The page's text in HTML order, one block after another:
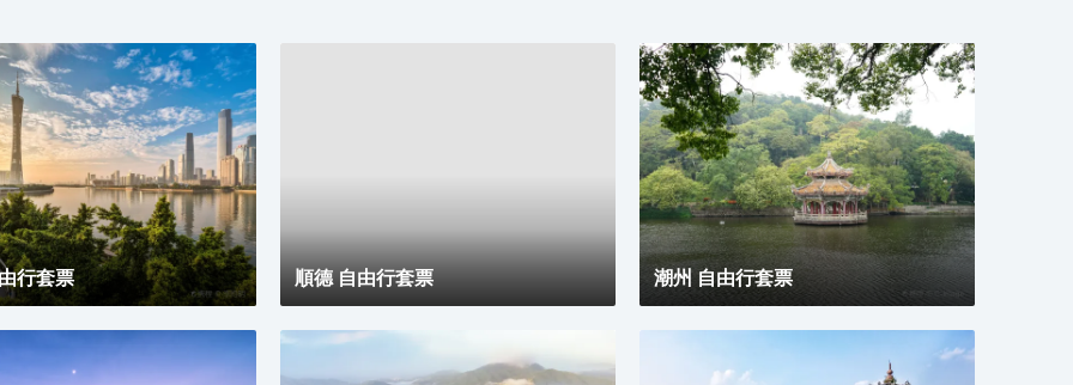
影院，享受震撼視聽盛宴。-貼心服務:酒店設有洗衣
房，並提供烘乾服務，解決您的洗衣煩惱，讓旅途更加
輕鬆自在。歡橙酒店是您商務出行、休閒度假的理想之
選。期待您的光臨！温馨提示，圖片僅供參考，無法涵
蓋所有房型，詳細的實物照片請諮詢酒店。
行套票 順德 自由行套票 潮州 自由行套票